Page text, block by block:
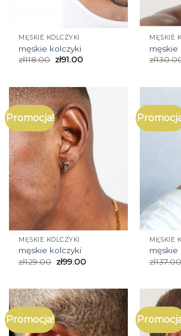
MĘSKIE KOLCZYKI
męskie kolczyki
zł118.00 zł91.00
MĘSKIE
męskie
zł
Promocja!
MĘSKIE KOLCZYKI
męskie kolczyki
zł129.00 zł99.00
MĘSKIE
męskie
zł137.00
Promocja!